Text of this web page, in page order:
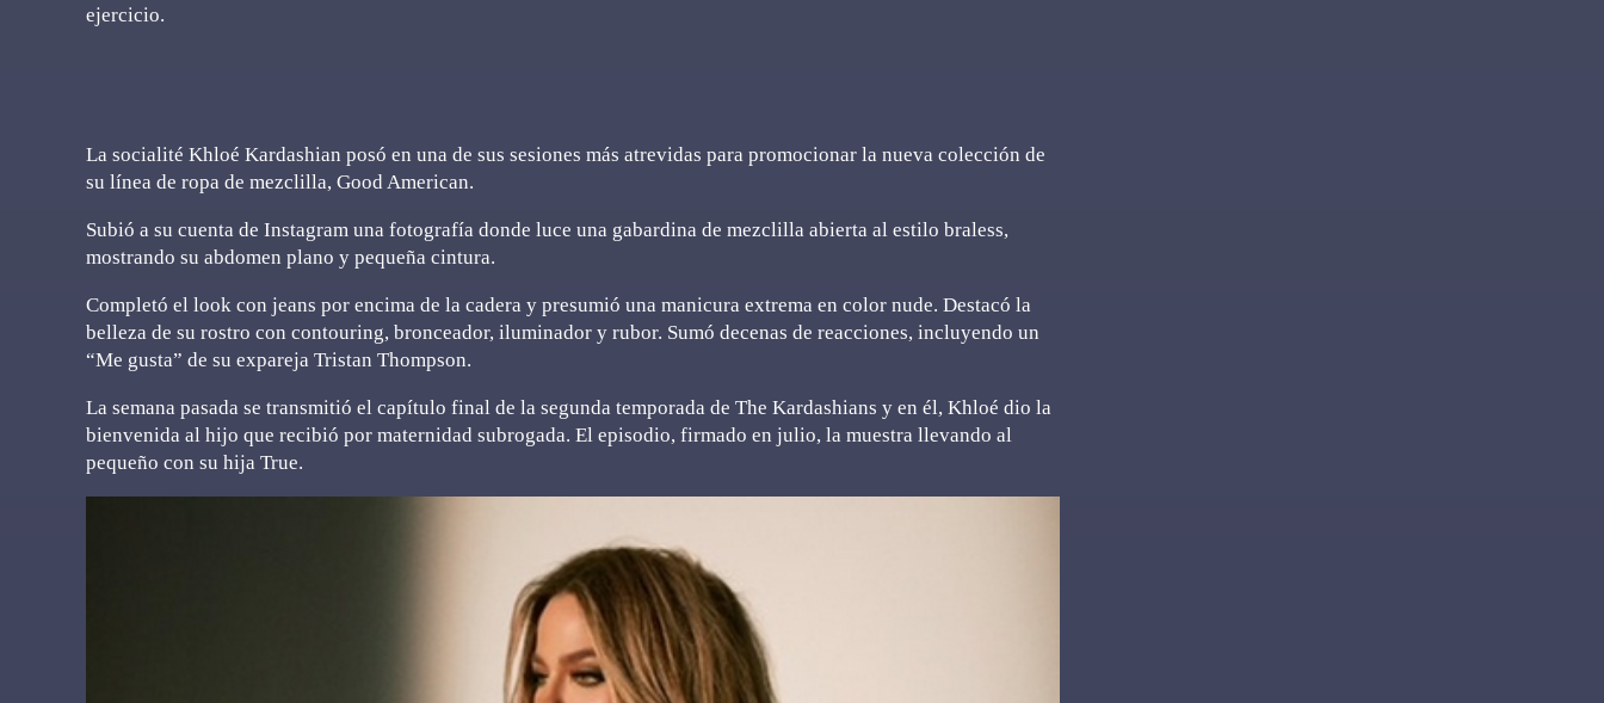
ejercicio.
La socialité Khloé Kardashian posó en una de sus sesiones más atrevidas para promocionar la nueva colección de
su línea de ropa de mezclilla, Good American.
Subió a su cuenta de Instagram una fotografía donde luce una gabardina de mezclilla abierta al estilo braless,
mostrando su abdomen plano y pequeña cintura.
Completó el look con jeans por encima de la cadera y presumió una manicura extrema en color nude. Destacó la
belleza de su rostro con contouring, bronceador, iluminador y rubor. Sumó decenas de reacciones, incluyendo un
“Me gusta” de su expareja Tristan Thompson.
La semana pasada se transmitió el capítulo final de la segunda temporada de The Kardashians y en él, Khloé dio la
bienvenida al hijo que recibió por maternidad subrogada. El episodio, firmado en julio, la muestra llevando al
pequeño con su hija True.